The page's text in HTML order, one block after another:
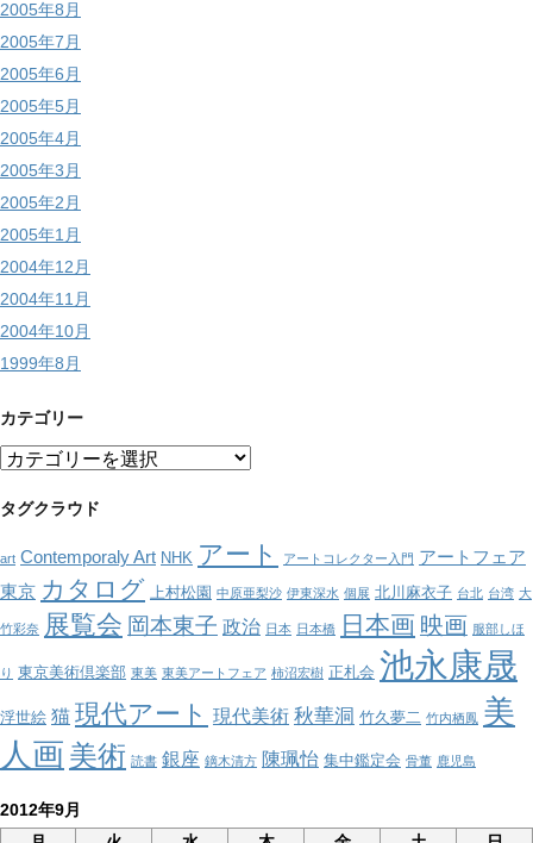
2005年8月
2005年7月
2005年6月
2005年5月
2005年4月
2005年3月
2005年2月
2005年1月
2004年12月
2004年11月
2004年10月
1999年8月
カテゴリー
カ
ゴ
ー
タグクラウド
art Contemporaly Art NHK アート アートコレクター入門 アートフェア
東京 カタログ 上村松園 中原亜梨沙 伊東深水 個展 北川麻衣子 台北 台湾 大
竹彩奈 展覧会 岡本東子 政治 日本 日本橋 日本画 映画 服部しほ
り 東京美術倶楽部 東美 東美アートフェア 柿沼宏樹 正札会 池永康晟
浮世絵 猫 現代アート 現代美術 秋華洞 竹久夢二 竹内栖鳳 美
人画 美術 読書 銀座 鏑木清方 陳珮怡 集中鑑定会 骨董 鹿児島
2012年9月